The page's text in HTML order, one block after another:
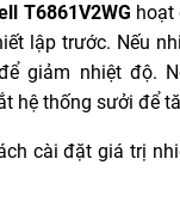
T6861V2WG hoạt
lập trước. Nếu
giảm nhiệt độ.
hệ thống sưởi để
cài đặt giá trị